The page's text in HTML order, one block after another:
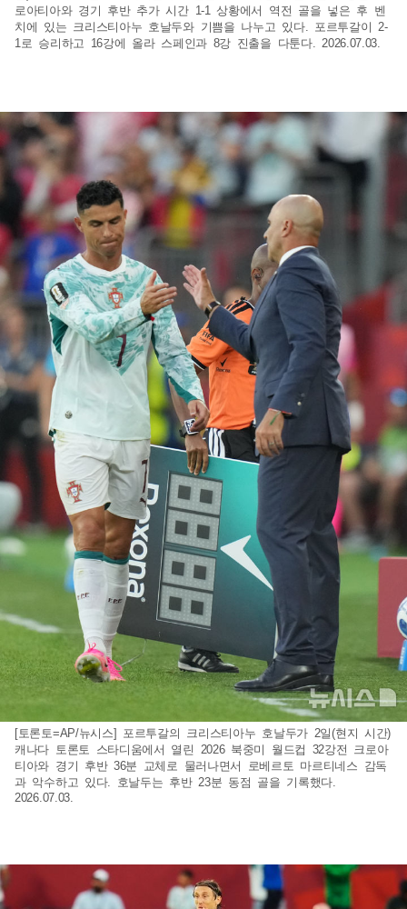
로아티아와 경기 후반 추가 시간 1-1 상황에서 역전 골을 넣은 후 벤
치에 있는 크리스티아누 호날두와 기쁨을 나누고 있다. 포르투갈이 2-
1로 승리하고 16강에 올라 스페인과 8강 진출을 다툰다. 2026.07.03.
[토론토=AP/뉴시스] 포르투갈의 크리스티아누 호날두가 2일(현지 시간)
캐나다 토론토 스타디움에서 열린 2026 북중미 월드컵 32강전 크로아
티아와 경기 후반 36분 교체로 물러나면서 로베르토 마르티네스 감독
과 악수하고 있다. 호날두는 후반 23분 동점 골을 기록했다.
2026.07.03.